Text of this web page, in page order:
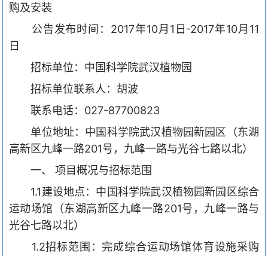
购及安装
公告发布时间： 2017年10月 1 日-2017年10月 11
日
招标单位：中国科学院武汉植物园
招标单位联系人：胡波
联系电话： 027-87700823
单位地址：中国科学院武汉植物园新园区（东湖
高新区九峰一路201号，九峰一路与光谷七路以北）
一、
项目概况与招标范围
1.1建设地点：中国科学院武汉植物园新园区综合
运动场馆（东湖高新区九峰一路201号，九峰一路与
光谷七路以北）
1.2招标范围：完成综合运动场馆体育设施采购